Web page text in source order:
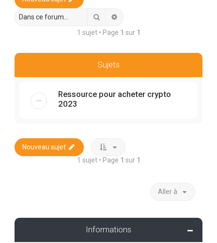
r
Rechercher
1 sujet • Page 1 sur 1
Sujets
Ressource pour acheter crypto
2023
Nouveau sujet
1 sujet • Page 1 sur 1
Aller à
Informations